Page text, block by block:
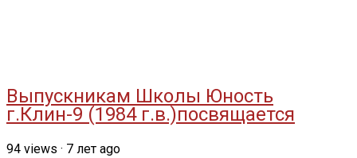
Выпускникам Школы Юность
г.Клин-9 (1984 г.в.)посвящается
94 views · 7 лет ago